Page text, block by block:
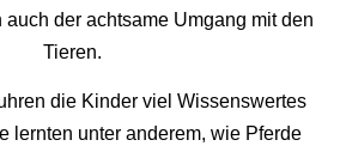
auch der achtsame Umgang mit den
Tieren.
die Kinder viel Wissenswertes
lernten unter anderem, wie Pferde